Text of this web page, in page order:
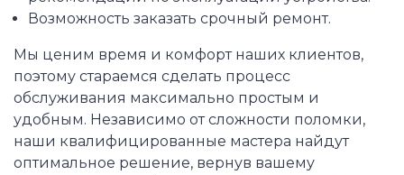
Возможность заказать срочный ремонт.
Мы ценим время и комфорт наших клиентов,
поэтому стараемся сделать процесс
обслуживания максимально простым и
удобным. Независимо от сложности поломки,
наши квалифицированные мастера найдут
оптимальное решение, вернув вашему